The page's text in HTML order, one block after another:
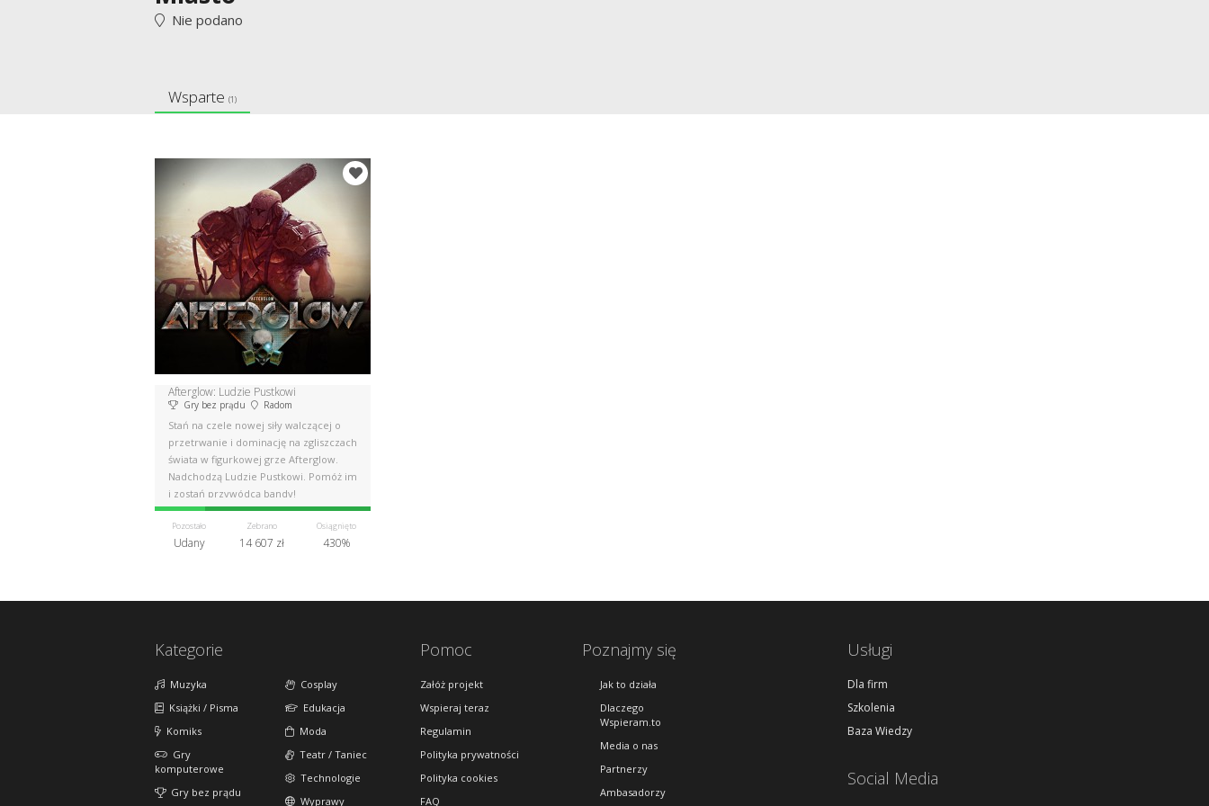
Nie podano
Wsparte (1)
Afterglow: Ludzie Pustkowi
Gry bez prądu Radom
Stań na czele nowej siły walczącej o
przetrwanie i dominację na zgliszczach
świata w figurkowej grze Afterglow.
Nadchodzą Ludzie Pustkowi. Pomóż im
i zostań przywódcą bandy!
Pozostało
Udany
Zebrano
14 607 zł
Osiągnięto
430%
Kategorie
Muzyka
Książki / Pisma
Komiks
Gry
komputerowe
Gry bez prądu
Cosplay
Edukacja
Moda
Teatr / Taniec
Technologie
Wyprawy
Pomoc
Załóż projekt
Wspieraj teraz
Regulamin
Polityka prywatności
Polityka cookies
FAQ
Poznajmy się
Jak to działa
Dlaczego
Wspieram.to
Media o nas
Partnerzy
Ambasadorzy
Usługi
Dla firm
Szkolenia
Baza Wiedzy
Social Media